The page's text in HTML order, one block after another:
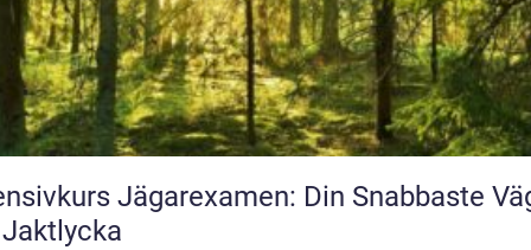
Jägarexamen: Din Snabbaste